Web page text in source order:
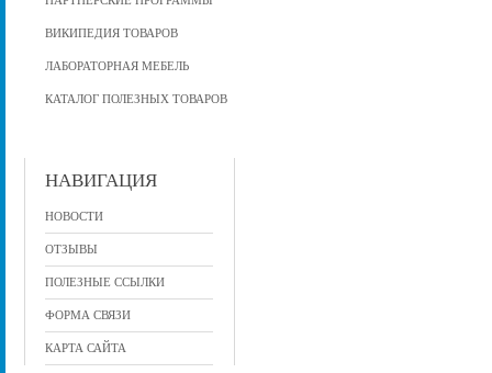
ВИКИПЕДИЯ ТОВАРОВ
ЛАБОРАТОРНАЯ МЕБЕЛЬ
КАТАЛОГ ПОЛЕЗНЫХ ТОВАРОВ
НАВИГАЦИЯ
НОВОСТИ
ОТЗЫВЫ
ПОЛЕЗНЫЕ ССЫЛКИ
ФОРМА СВЯЗИ
КАРТА САЙТА